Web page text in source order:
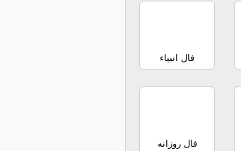
فال انبیاء
فال روزانه